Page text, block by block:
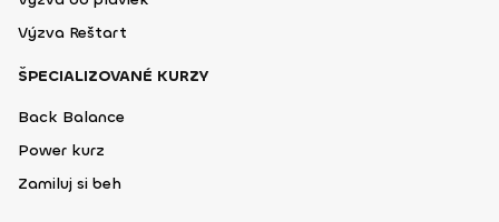
Výzva Reštart
ŠPECIALIZOVANÉ KURZY
Back Balance
Power kurz
Zamiluj si beh